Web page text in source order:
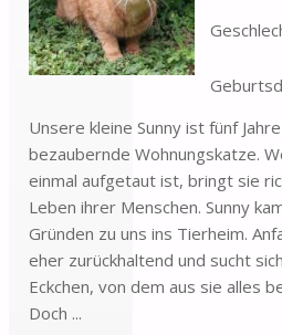
Unsere kleine Sunny ist fünf
bezaubernde Wohnungskatze.
einmal aufgetaut ist, bringt sie
Leben ihrer Menschen. Sunny
Gründen zu uns ins Tierheim.
eher zurückhaltend und sucht
Eckchen, von dem aus sie alles
Doch ...